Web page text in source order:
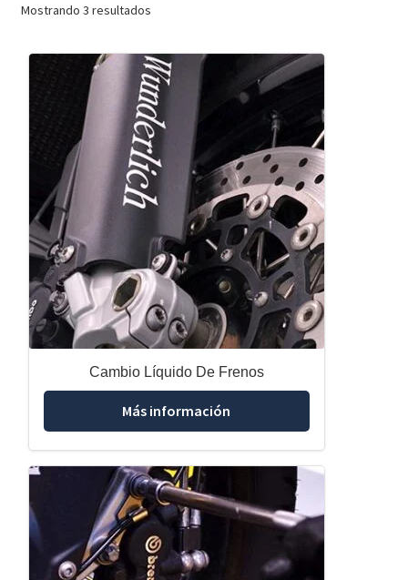
Mostrando 3 resultados
Cambio Líquido De Frenos
Más información